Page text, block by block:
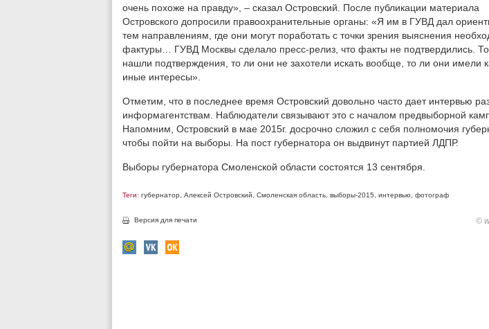
очень похоже на правду», – сказал Островский. После публикации материала
Островского допросили правоохранительные органы: «Я им в ГУВД дал
тем направлениям, где они могут поработать с точки зрения выяснения
фактуры… ГУВД Москвы сделало пресс-релиз, что факты не подтвердились.
нашли подтверждения, то ли они не захотели искать вообще, то ли они имели
иные интересы».
Отметим, что в последнее время Островский довольно часто дает интервью
информагентствам. Наблюдатели связывают это с началом предвыборной
Напомним, Островский в мае 2015г. досрочно сложил с себя полномочия
чтобы пойти на выборы. На пост губернатора он выдвинут партией ЛДПР.
Выборы губернатора Смоленской области состоятся 13 сентября.
Теги: губернатор Алексей Островский Смоленская область выборы-2015 интервью фотограф
Версия для печати ©